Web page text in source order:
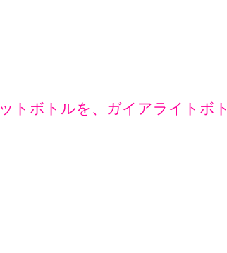
トボトルを、ガイアライトボト